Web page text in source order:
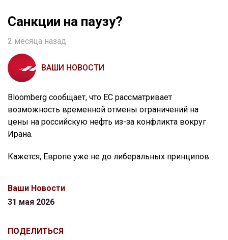
Санкции на паузу?
2 месяца назад
ВАШИ НОВОСТИ
Bloomberg сообщает, что ЕС рассматривает
возможность временной отмены ограничений на
цены на российскую нефть из-за конфликта вокруг
Ирана.
Кажется, Европе уже не до либеральных принципов.
Ваши Новости
31 мая 2026
ПОДЕЛИТЬСЯ